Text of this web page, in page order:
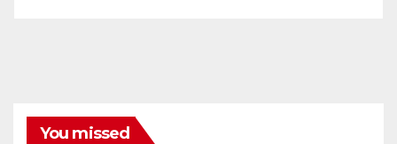
You missed